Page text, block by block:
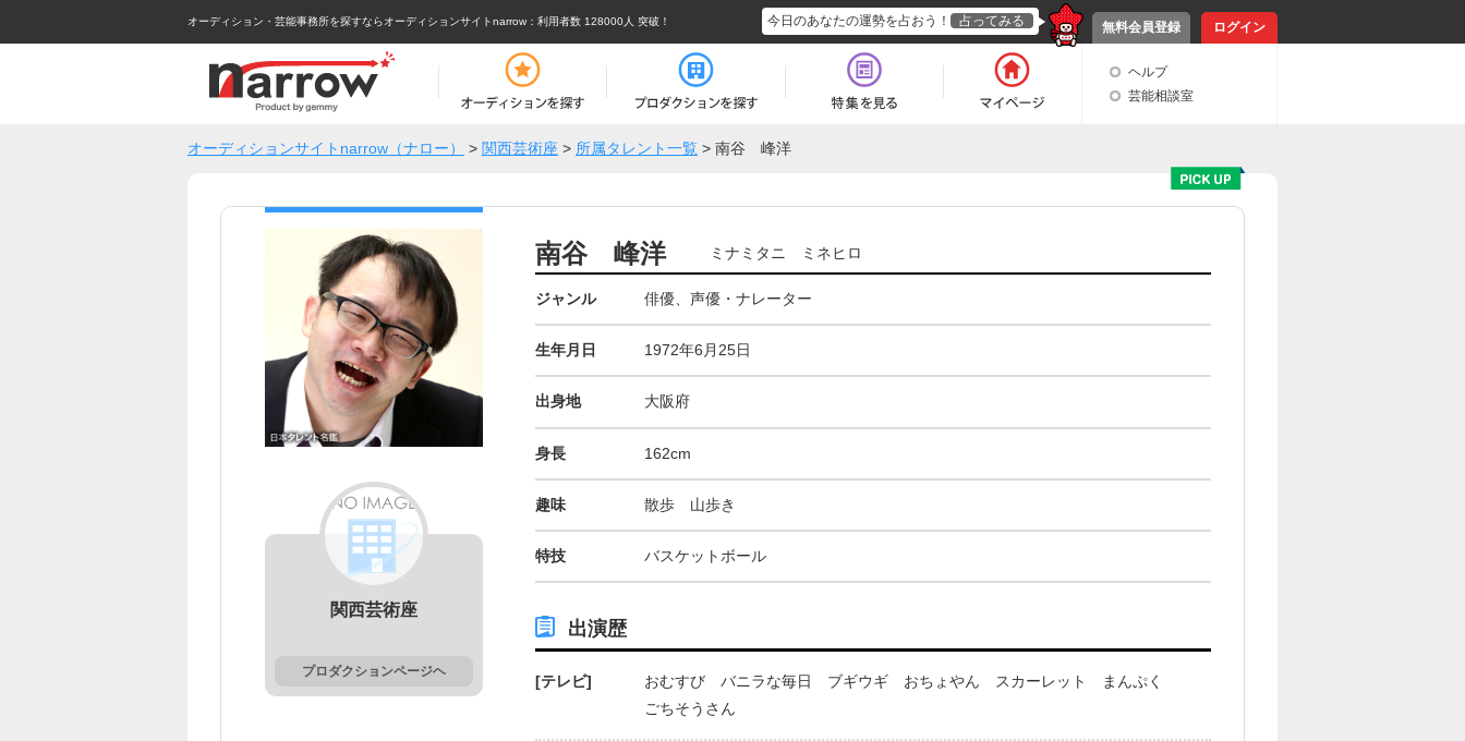
オーディション・芸能事務所を探すならオーディションサイトnarrow ：利用者数 128000人 突破！ 無料会員登録 ログイン
今日のあなたの運勢を占おう！ 占ってみる
ヘルプ
芸能相談室
オーディションサイトnarrow（ナロー） > 関西芸術座 > 所属タレント一覧 > 南谷 峰洋
関西芸術座
プロダクションページヘ
南谷 峰洋 ミナミタニ ミネヒロ
ジャンル 俳優、声優・ナレーター
生年月日 1972年6月25日
出身地 大阪府
身長 162cm
趣味 散歩 山歩き
特技 バスケットボール
出演歴
[テレビ]
おむすび バニラな毎日 ブギウギ おちょやん スカーレット まんぷく
ごちそうさん